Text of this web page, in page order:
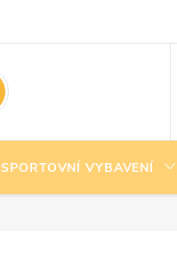
SPORTOVNÍ VYBAVENÍ